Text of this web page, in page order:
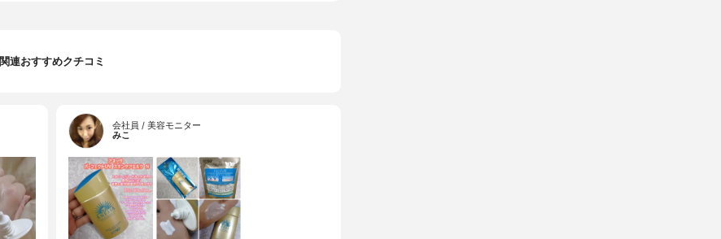
関連おすすめクチコミ
会社員 / 美容モニター
みこ